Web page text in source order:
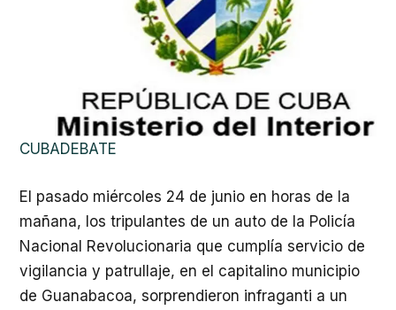
CUBADEBATE
El pasado miércoles 24 de junio en horas de la
mañana, los tripulantes de un auto de la Policía
Nacional Revolucionaria que cumplía servicio de
vigilancia y patrullaje, en el capitalino municipio
de Guanabacoa, sorprendieron infraganti a un